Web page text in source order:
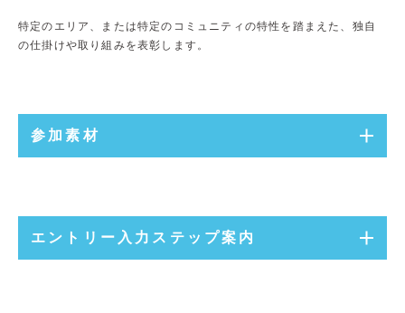
特定のエリア、または特定のコミュニティの特性を踏まえた、 独自
の仕掛けや取り組みを表彰します。
参加素材
エントリー入力ステップ案内